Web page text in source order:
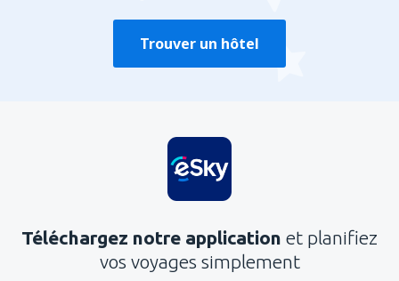
Trouver un hôtel
Téléchargez notre application et planifiez
vos voyages simplement